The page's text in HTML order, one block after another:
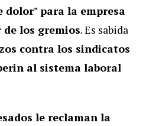
dolor" para la empresa
de los gremios. Es sabida
contra los sindicatos
al sistema laboral
le reclaman la